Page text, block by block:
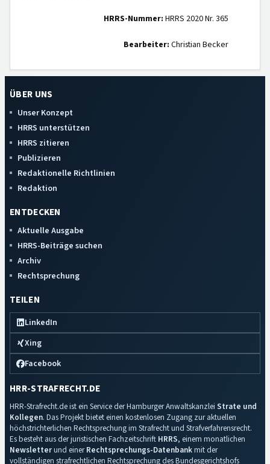
HRRS-Nummer: HRRS 2020 Nr. 365
Bearbeiter: Christian Becker
ÜBER UNS
Unser Konzept
HRRS unterstützen
HRRS zitieren
Publizieren
Redaktionelle Richtlinien
Redaktion
ENTDECKEN
Aktuelle Ausgabe
HRRS-Beiträge suchen
Archiv
Rechtsprechung
TEILEN
LinkedIn
Xing
Facebook
HRR-STRAFRECHT.DE
HRR-Strafrecht.de ist ein Service der Hamburger Anwaltskanzlei Strate und
Kollegen. Das Projekt bietet einen kostenlosen Zugang zur aktuellen
höchstrichterlichen Rechtsprechung im Strafrecht und Strafverfahrensrecht.
Es besteht aus der juristischen Fachzeitschrift HRRS, einem monatlichen
Newsletterund einerRechtsprechungs-Datenbankmit der
vollständigen strafrechtlichen Rechtsprechung des Bundesgerichtshofs